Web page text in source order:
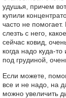
удушья, причем
купили
часто не
слезть с него,
сейчас ковид,
когда надо куда-
под грудиной,
Если можете,
все и не надо, на
можно увеличить